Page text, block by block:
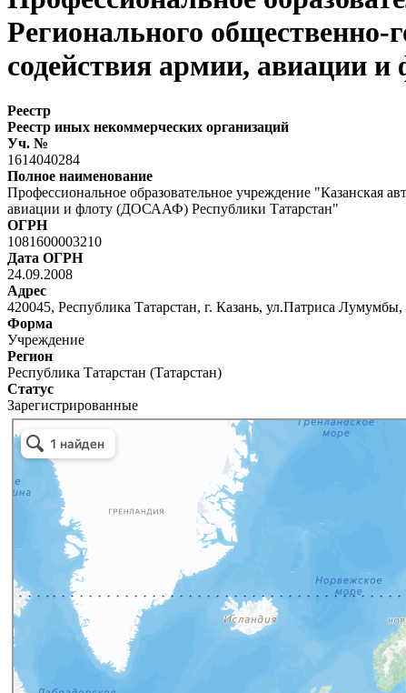
Регионального общественно-
содействия армии, авиации
Реестр
Реестр иных некоммерческих организаций
Уч. №
1614040284
Полное наименование
Профессиональное образовательное учреждение "Казанская
авиации и флоту (ДОСААФ) Республики Татарстан"
ОГРН
1081600003210
Дата ОГРН
24.09.2008
Адрес
420045, Республика Татарстан, г. Казань, ул.Патриса Лумумбы,
Форма
Учреждение
Регион
Республика Татарстан (Татарстан)
Статус
Зарегистрированные